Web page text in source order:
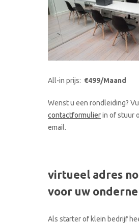
All-in prijs: €499/Maand
Wenst u een rondleiding?
contactformulierin of stuur
email.
virtueel adres
voor uw
Als starter of klein bedrijf